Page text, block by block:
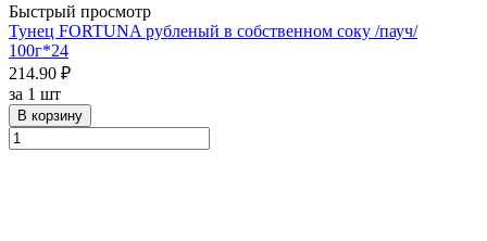
Быстрый просмотр
Тунец FORTUNA рубленый в собственном соку /пауч/
100г*24
214.90 ₽
за 1 шт
В корзину